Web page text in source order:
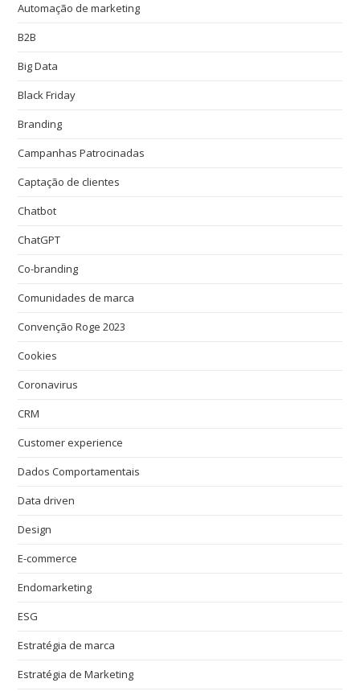
Automação de marketing
B2B
Big Data
Black Friday
Branding
Campanhas Patrocinadas
Captação de clientes
Chatbot
ChatGPT
Co-branding
Comunidades de marca
Convenção Roge 2023
Cookies
Coronavirus
CRM
Customer experience
Dados Comportamentais
Data driven
Design
E-commerce
Endomarketing
ESG
Estratégia de marca
Estratégia de Marketing